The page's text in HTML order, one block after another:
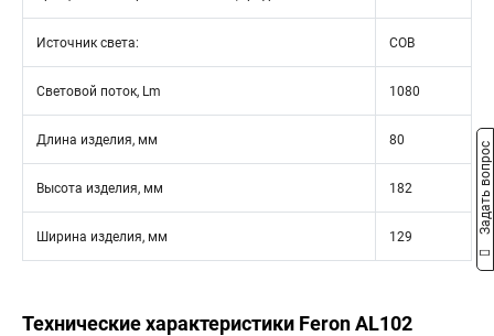
Источник света: COB
Световой поток, Lm 1080
Длина изделия, мм 80
Высота изделия, мм 182
Ширина изделия, мм 129
Технические характеристики Feron AL102
Задать вопрос